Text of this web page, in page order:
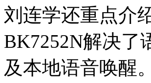
刘连学还重点介
BK7252N解决了
及本地语音唤醒